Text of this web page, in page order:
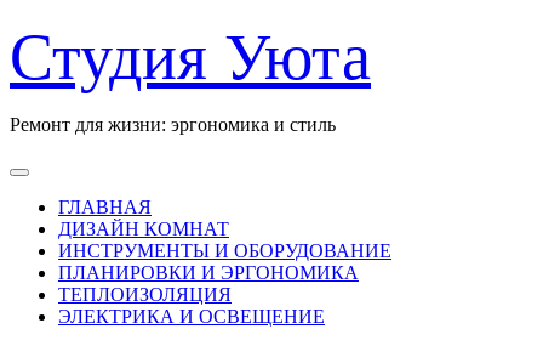
к
содержанию
Студия Уюта
Ремонт для жизни: эргономика и стиль
ГЛАВНАЯ
ДИЗАЙН КОМНАТ
ИНСТРУМЕНТЫ И ОБОРУДОВАНИЕ
ПЛАНИРОВКИ И ЭРГОНОМИКА
ТЕПЛОИЗОЛЯЦИЯ
ЭЛЕКТРИКА И ОСВЕЩЕНИЕ